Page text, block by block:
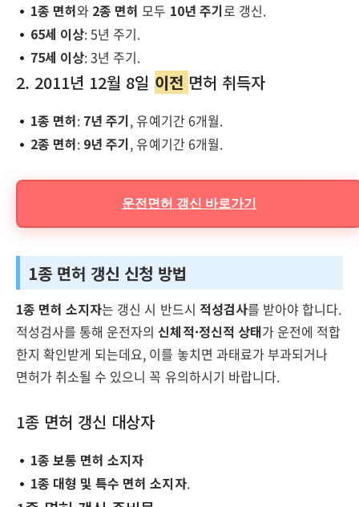
1종 면허와 2종 면허 모두 10년 주기로 갱신.
65세 이상: 5년 주기.
75세 이상: 3년 주기.
2. 2011년 12월 8일 이전 면허 취득자
1종 면허: 7년 주기, 유예기간 6개월.
2종 면허: 9년 주기, 유예기간 6개월.
운전면허 갱신 바로가기
1종 면허 갱신 신청 방법
1종 면허 소지자는 갱신 시 반드시 적성검사를 받아야 합니다.
적성검사를 통해 운전자의신체적·정신적 상태가 운전에 적합
한지 확인받게 되는데요, 이를 놓치면 과태료가 부과되거나
면허가 취소될 수 있으니 꼭 유의하시기 바랍니다.
1종 면허 갱신 대상자
1종 보통 면허 소지자
1종 대형 및 특수 면허 소지자.